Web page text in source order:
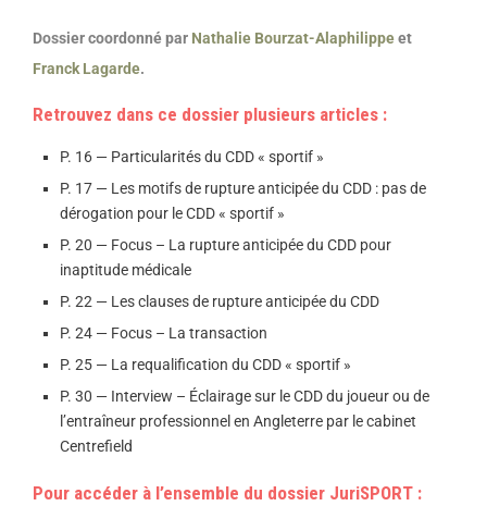
Dossier coordonné par Nathalie Bourzat-Alaphilippeet
Franck Lagarde.
Retrouvez dans ce dossier plusieurs articles :
P. 16 — Particularités du CDD « sportif »
P. 17 — Les motifs de rupture anticipée du CDD : pas de
dérogation pour le CDD « sportif »
P. 20 — Focus – La rupture anticipée du CDD pour
inaptitude médicale
P. 22 — Les clauses de rupture anticipée du CDD
P. 24 — Focus – La transaction
P. 25 — La requalification du CDD « sportif »
P. 30 — Interview – Éclairage sur le CDD du joueur ou de
l’entraîneur professionnel en Angleterre par le cabinet
Centrefield
Pour accéder à l’ensemble du dossier JuriSPORT :